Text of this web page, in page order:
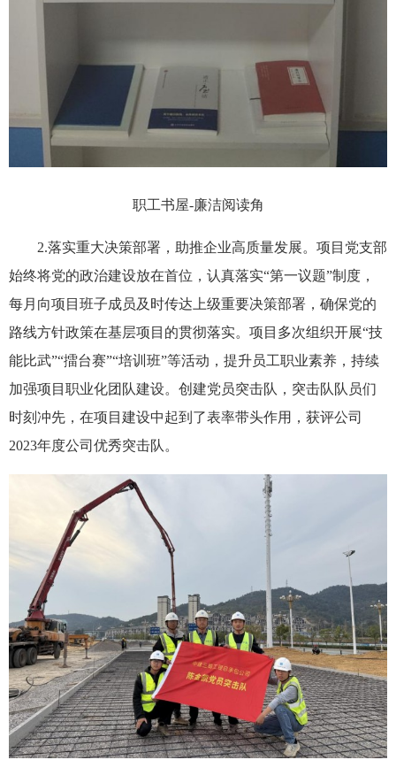
职工书屋-廉洁阅读角
2.落实重大决策部署，助推企业高质量发展。项目党支部
始终将党的政治建设放在首位，认真落实“第一议题”制度，
每月向项目班子成员及时传达上级重要决策部署，确保党的
路线方针政策在基层项目的贯彻落实。项目多次组织开展“技
能比武”“擂台赛”“培训班”等活动，提升员工职业素养，持续
加强项目职业化团队建设。创建党员突击队，突击队队员们
时刻冲先，在项目建设中起到了表率带头作用，获评公司
2023年度公司优秀突击队。